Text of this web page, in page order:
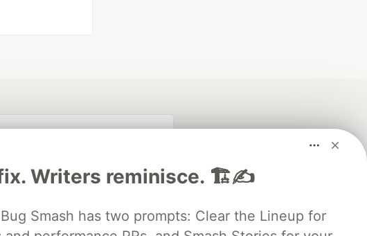
Writers reminisce. 🏗️✍️
Smash has two prompts: Clear the Lineup for
Community